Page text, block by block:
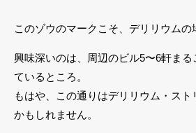
このゾウのマークこそ、デリリウムの
興味深いのは、周辺のビル5〜6軒まる
ているところ。
もはや、この通りはデリリウム・スト
かもしれません。